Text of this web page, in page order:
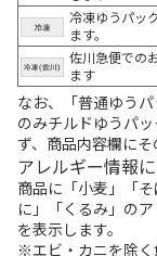
冷凍ゆうパッ
ます。
佐川急便での
ます
なお、「普通ゆう
のみチルドゆうパ
ず、商品内容欄にそ
アレルギー情報
商品に「小麦」「
に」「くるみ」の
を表示します。
※エビ・カニを除